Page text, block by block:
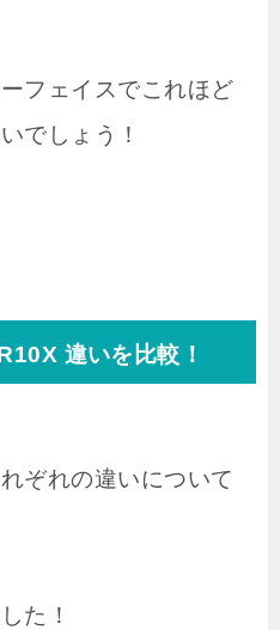
フェイスでこれほど
でしょう！
違いを比較！
ぞれの違いについて
た！